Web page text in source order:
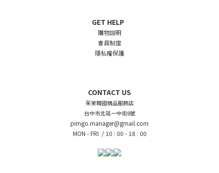
GET HELP
購物說明
會員制度
隱私權保護
CONTACT US
茱茉韓國精品服飾店
台中市北區一中街8號
pimgo.manager@gmail.com
MON - FRI / 10 : 00 - 18 : 00